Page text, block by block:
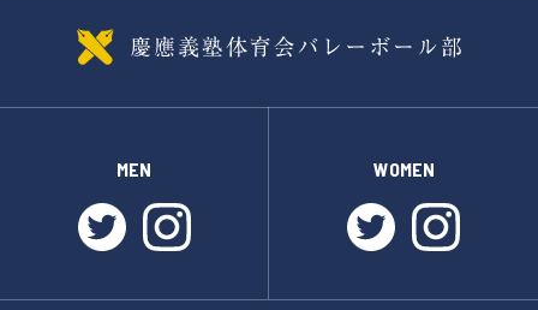
MEN
twitterinstagram
WOMEN
twitter